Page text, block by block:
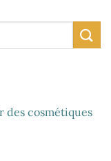
des cosmétiques